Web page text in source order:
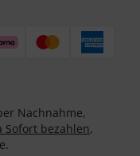
Nachnahme,
Sofort bezahlen,